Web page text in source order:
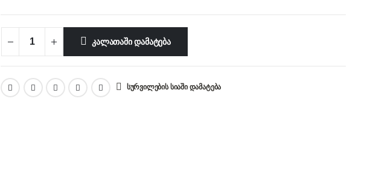
ᲙᲐᲚᲐᲗᲐᲨᲘ ᲓᲐᲛᲐᲢᲔᲑᲐ
ᲡᲣᲠᲕᲘᲚᲔᲑᲘᲡ ᲡᲘᲐᲨᲘ ᲓᲐᲛᲐᲢᲔᲑᲐ